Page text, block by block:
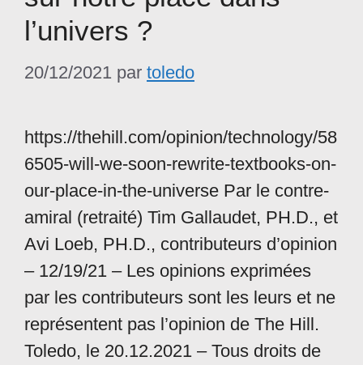
l’univers ?
20/12/2021 par toledo
https://thehill.com/opinion/technology/58
6505-will-we-soon-rewrite-textbooks-on-
our-place-in-the-universe Par le contre-
amiral (retraité) Tim Gallaudet, PH.D., et
Avi Loeb, PH.D., contributeurs d’opinion
– 12/19/21 – Les opinions exprimées
par les contributeurs sont les leurs et ne
représentent pas l’opinion de The Hill.
Toledo, le 20.12.2021 – Tous droits de